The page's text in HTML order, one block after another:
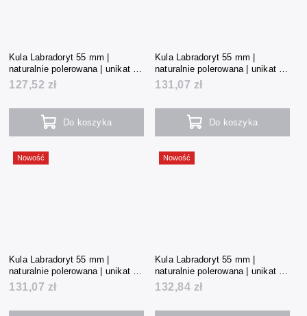
Kula Labradoryt 55 mm |
naturalnie polerowana | unikat |
239 g | Madagaskar
127,52 zł
Do koszyka
Kula Labradoryt 55 mm |
naturalnie polerowana | unikat |
245 g | Madagaskar
131,07 zł
Do koszyka
Nowość
Kula Labradoryt 55 mm |
naturalnie polerowana | unikat |
246 g | Madagaskar
131,07 zł
Nowość
Kula Labradoryt 55 mm |
naturalnie polerowana | unikat |
247 g | Madagaskar
132,84 zł